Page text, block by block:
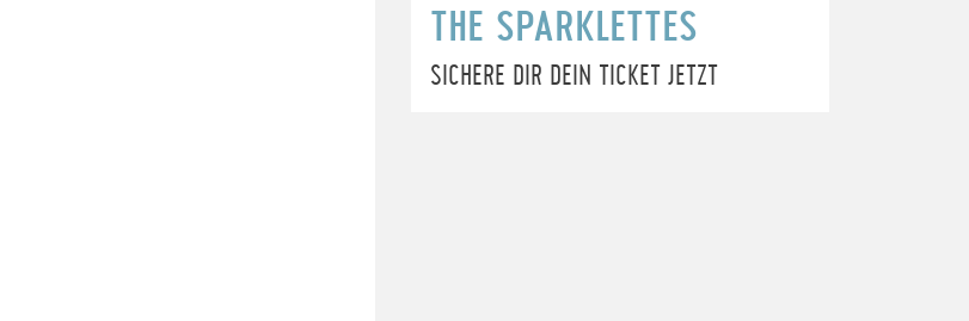
THE SPARKLETTES
SICHERE DIR DEIN TICKET JETZT